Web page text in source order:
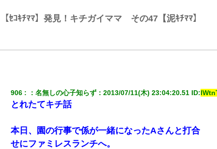
【ｾｺｷﾁﾏﾏ】発見！キチガイママ その47【泥ｷﾁﾏﾏ】
906 ：名無しの心子知らず ：2013/07/11(木) 23:04:20.51 ID:
とれたてキチ話
本日、園の行事で係が一緒になったAさんと打合
せにファミレスランチへ。